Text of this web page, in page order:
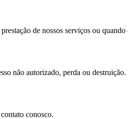
de nossos serviços ou
não autorizado, perda ou destruição.
conosco.